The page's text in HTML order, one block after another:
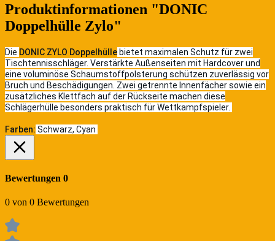
Produktinformationen "DONIC
Doppelhülle Zylo"
Die DONIC ZYLO Doppelhüllebietet maximalen Schutz für zwei
Tischtennisschläger. Verstärkte Außenseiten mit Hardcover und
eine voluminöse Schaumstoffpolsterung schützen zuverlässig vor
Bruch und Beschädigungen. Zwei getrennte Innenfächer sowie ein
zusätzliches Klettfach auf der Rückseite machen diese
Schlägerhülle besonders praktisch für Wettkampfspieler.
Farben: Schwarz, Cyan
Bewertungen 0
0 von 0 Bewertungen